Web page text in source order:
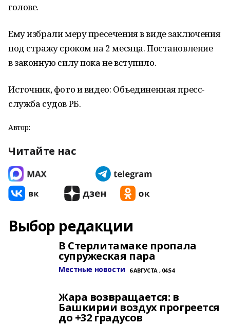
голове.
Ему избрали меру пресечения в виде заключения
под стражу сроком на 2 месяца. Постановление
в законную силу пока не вступило.
Источник, фото и видео: Объединенная пресс-
служба судов РБ.
Автор:
Читайте нас
Выбор редакции
В Стерлитамаке пропала
супружеская пара
Местные новости 6 АВГУСТА , 04:54
Жара возвращается: в
Башкирии воздух прогреется
до +32 градусов